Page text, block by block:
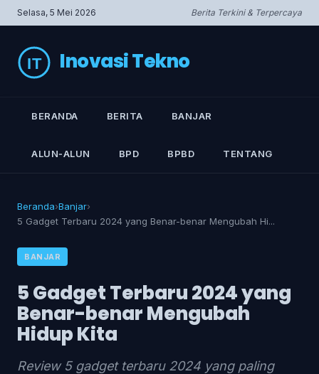
Selasa, 5 Mei 2026 Berita Terkini & Terpercaya
Inovasi Tekno
BERANDA BERITA BANJAR
ALUN‑ALUN BPD BPBD TENTANG
Beranda›Banjar›
5 Gadget Terbaru 2024 yang Benar-benar Mengubah Hi...
BANJAR
5 Gadget Terbaru 2024 yang
Benar-benar Mengubah
Hidup Kita
Review 5 gadget terbaru 2024 yang paling